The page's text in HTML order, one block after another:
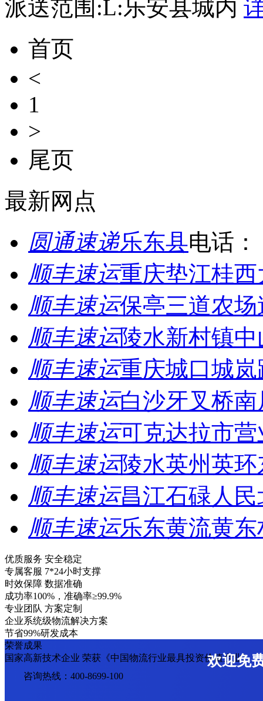
派送范围:L:乐安县城内
首页
<
1
>
尾页
最新网点
圆通速递乐东县电话：
顺丰速运重庆垫江桂
顺丰速运保亭三道农
顺丰速运陵水新村镇
顺丰速运重庆城口城
顺丰速运白沙牙叉桥
顺丰速运可克达拉市营
顺丰速运陵水英州英
顺丰速运昌江石碌人
顺丰速运乐东黄流黄
优质服务 安全稳定
专属客服 7*24小时支撑
时效保障 数据准确
成功率100%，准确率≥99.9%
专业团队 方案定制
企业系统级物流解决方案
节省99%研发成本
荣誉成果
国家高新技术企业 荣获《中国物流行业最具投资价值企业》
欢迎免
咨询热线：400-8699-100